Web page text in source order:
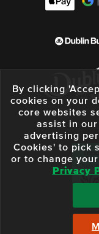
By clicking
cookies on your
core websites
assist in
advertising
Cookies' to pick
or to change
Privacy